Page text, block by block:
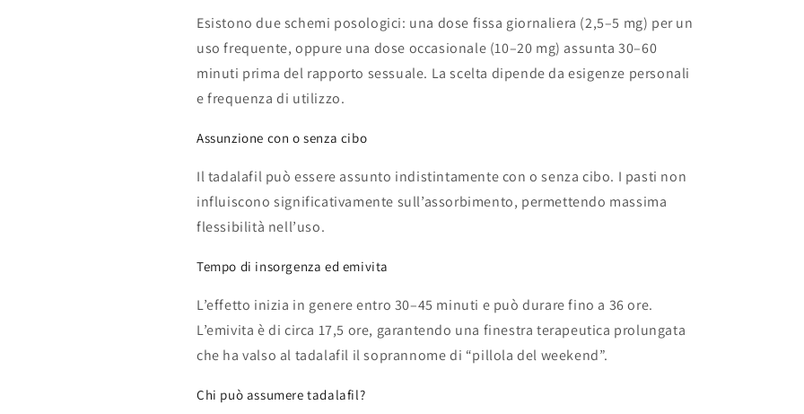
Esistono due schemi posologici: una dose fissa giornaliera (2,5–5 mg) per un
uso frequente, oppure una dose occasionale (10–20 mg) assunta 30–60
minuti prima del rapporto sessuale. La scelta dipende da esigenze personali
e frequenza di utilizzo.
Assunzione con o senza cibo
Il tadalafil può essere assunto indistintamente con o senza cibo. I pasti non
influiscono significativamente sull’assorbimento, permettendo massima
flessibilità nell’uso.
Tempo di insorgenza ed emivita
L’effetto inizia in genere entro 30–45 minuti e può durare fino a 36 ore.
L’emivita è di circa 17,5 ore, garantendo una finestra terapeutica prolungata
che ha valso al tadalafil il soprannome di “pillola del weekend”.
Chi può assumere tadalafil?